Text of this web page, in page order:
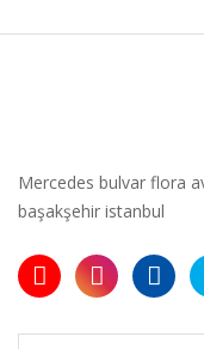
Mercedes bulvar flora
başakşehir istanbul